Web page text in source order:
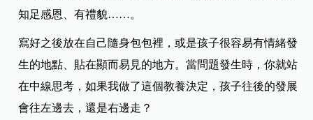
知足感恩、有禮貌……。
寫好之後放在自己隨身包包裡，或是孩子很容易有情緒發
生的地點、貼在顯而易見的地方。當問題發生時，你就站
在中線思考，如果我做了這個教養決定，孩子往後的發展
會往左邊去，還是右邊走？